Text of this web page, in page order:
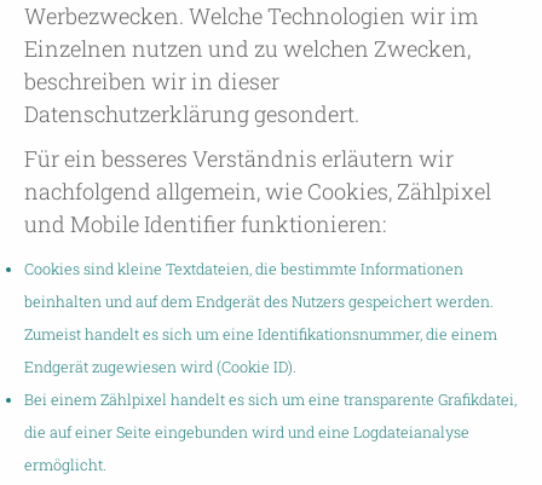
Werbezwecken. Welche Technologien wir im
Einzelnen nutzen und zu welchen Zwecken,
beschreiben wir in dieser
Datenschutzerklärung gesondert.
Für ein besseres Verständnis erläutern wir
nachfolgend allgemein, wie Cookies, Zählpixel
und Mobile Identifier funktionieren:
Cookies sind kleine Textdateien, die bestimmte Informationen
beinhalten und auf dem Endgerät des Nutzers gespeichert werden.
Zumeist handelt es sich um eine Identifikationsnummer, die einem
Endgerät zugewiesen wird (Cookie ID).
Bei einem Zählpixel handelt es sich um eine transparente Grafikdatei,
die auf einer Seite eingebunden wird und eine Logdateianalyse
ermöglicht.